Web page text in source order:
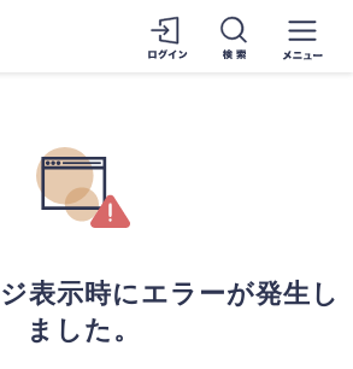
表示時にエラーが発生し
ました。